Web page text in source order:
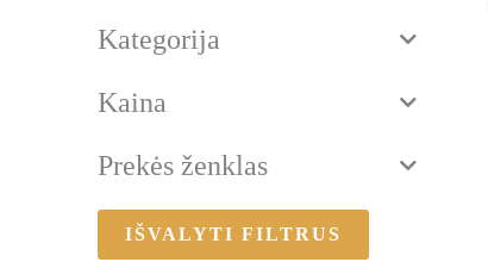
Kategorija
Kaina
Prekės ženklas
IŠVALYTI FILTRUS